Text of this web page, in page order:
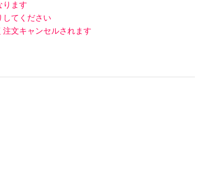
ります
してください
文キャンセルされます